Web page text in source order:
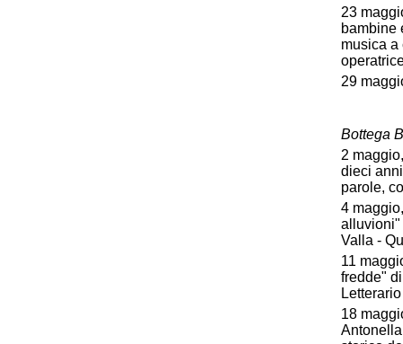
23
bambine
musica a
29
Bottega
2
dieci
parole,
4
alluvioni"
Valla -
11
fredde"
18